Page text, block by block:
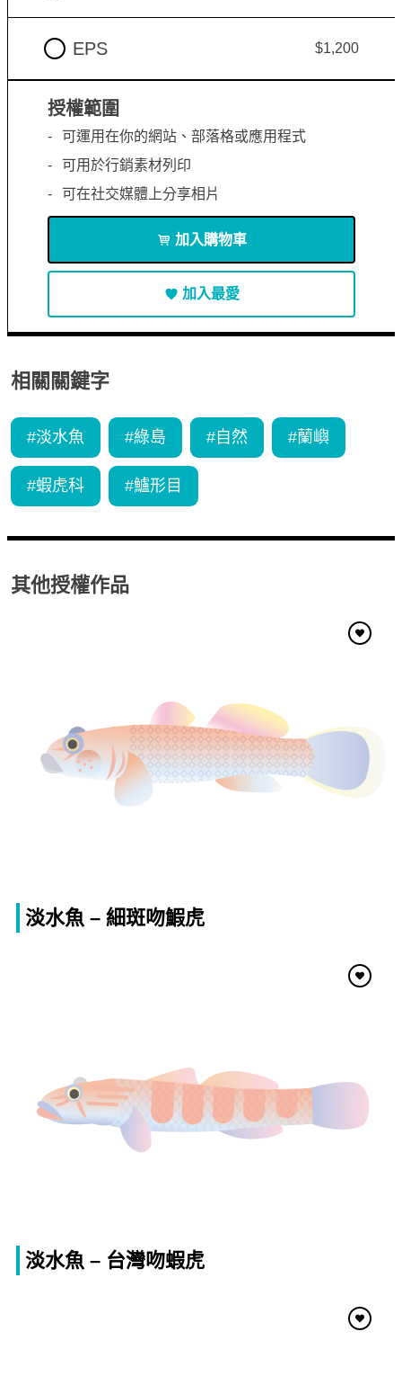
EPS $1,200
授權範圍
可運用在你的網站、部落格或應用程式
可用於行銷素材列印
可在社交媒體上分享相片
加入購物車
加入最愛
相關關鍵字
#淡水魚 #綠島 # 自然 #蘭嶼
#蝦虎科 #鱸形目
其他授權作品
淡水魚 – 細斑吻鰕虎
淡水魚 – 台灣吻蝦虎